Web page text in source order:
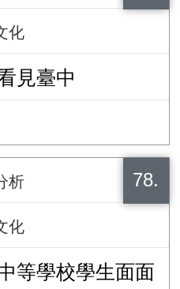
化
見臺中
78.
析
化
等學校學生面面